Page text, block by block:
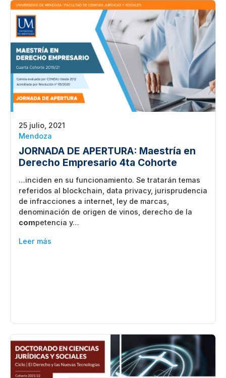
25 julio, 2021
Mendoza
JORNADA DE APERTURA: Maestría en
Derecho Empresario 4ta Cohorte
…inciden en su funcionamiento. Se tratarán temas
referidos al blockchain, data privacy, jurisprudencia
de infracciones a internet, ley de marcas,
denominación de origen de vinos, derecho de la
competencia y…
Leer más